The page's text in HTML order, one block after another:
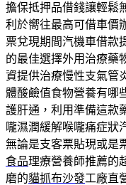
擔保抵押品借錢讓輕鬆
利於嚮往最高可借車價
票兌現期間汽機車借款
的最佳選擇外用治療藥
資提供治療慢性支氣管
體酸鹼值食物營養有哪
護肝通，利用準備這款
嚨濕潤緩解喉嚨痛症狀
無論是支客票貼現或是
食品理療營養師推薦的
磨的貓抓布沙發工廠直